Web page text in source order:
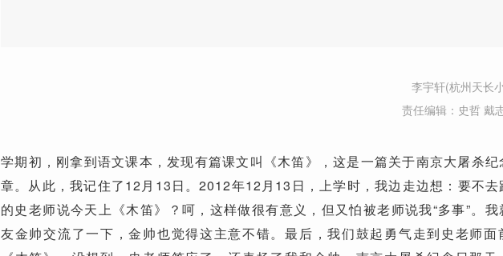
李宇轩(杭州天长
责任编辑：史哲 戴
学期初，刚拿到语文课本，发现有篇课文叫《木笛》，这是一篇关于南京大屠杀纪
章。从此，我记住了12月13日。2012年12月13日，上学时，我边走边想：要不去
的史老师说今天上《木笛》？呵，这样做很有意义，但又怕被老师说我“多事”。我
友金帅交流了一下，金帅也觉得这主意不错。最后，我们鼓起勇气走到史老师面